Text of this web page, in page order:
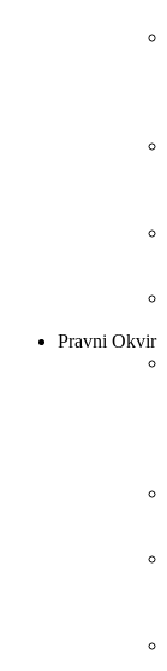
Pravni Okvir